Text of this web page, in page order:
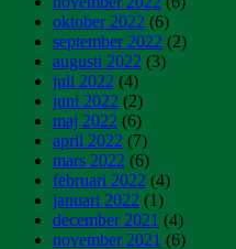
oktober 2022 (6)
september 2022 (2)
augusti 2022 (3)
juli 2022 (4)
juni 2022 (2)
maj 2022 (6)
april 2022 (7)
mars 2022 (6)
februari 2022 (4)
januari 2022 (1)
december 2021 (4)
november 2021 (6)